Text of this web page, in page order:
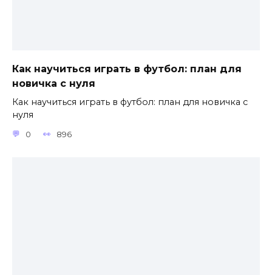
Как научиться играть в футбол: план для
новичка с нуля
Как научиться играть в футбол: план для новичка с
нуля
0 896